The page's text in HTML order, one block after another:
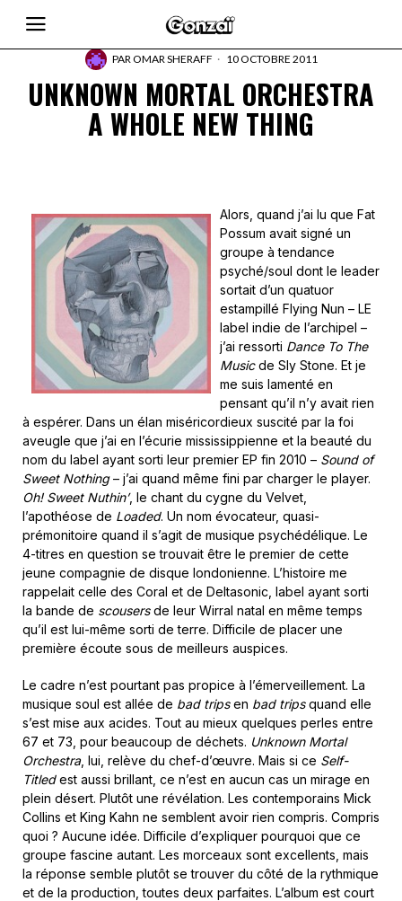
PAROMAR SHERAFF 10 OCTOBRE 2011
UNKNOWN MORTAL ORCHESTRA
A WHOLE NEW THING
Alors, quand j’ai lu que Fat
Possum avait signé un
groupe à tendance
psyché/soul dont le leader
sortait d’un quatuor
estampillé Flying Nun – LE
label indie de l’archipel –
j’ai ressorti Dance To The
Musicde Sly Stone. Et je
me suis lamenté en
pensant qu’il n’y avait rien
à espérer. Dans un élan miséricordieux suscité par la foi
aveugle que j’ai en l’écurie mississippienne et la beauté du
nom du label ayant sorti leur premier EP fin 2010 – Sound of
Sweet Nothing– j’ai quand même fini par charger le player.
Oh! Sweet Nuthin’, le chant du cygne du Velvet,
l’apothéose de Loaded. Un nom évocateur, quasi-
prémonitoire quand il s’agit de musique psychédélique. Le
4-titres en question se trouvait être le premier de cette
jeune compagnie de disque londonienne. L’histoire me
rappelait celle des Coral et de Deltasonic, label ayant sorti
la bande de scousersde leur Wirral natal en même temps
qu’il est lui-même sorti de terre. Difficile de placer une
première écoute sous de meilleurs auspices.
Le cadre n’est pourtant pas propice à l’émerveillement. La
musique soul est allée de bad tripsen bad tripsquand elle
s’est mise aux acides. Tout au mieux quelques perles entre
67 et 73, pour beaucoup de déchets. Unknown Mortal
Orchestra, lui, relève du chef-d’œuvre. Mais si ce Self-
Titledest aussi brillant, ce n’est en aucun cas un mirage en
plein désert. Plutôt une révélation. Les contemporains Mick
Collins et King Kahn ne semblent avoir rien compris. Compris
quoi ? Aucune idée. Difficile d’expliquer pourquoi que ce
groupe fascine autant. Les morceaux sont excellents, mais
la réponse semble plutôt se trouver du côté de la rythmique
et de la production, toutes deux parfaites. L’album est court